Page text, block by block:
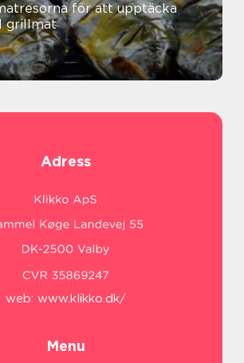
för att upptäcka
grillmat
Adress
web: www.klikko.dk/
Menu